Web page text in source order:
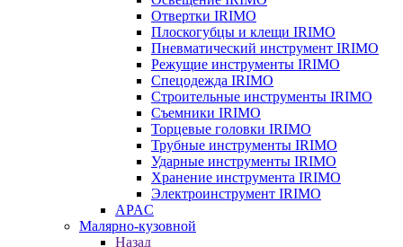
Отвертки IRIMO
Плоскогубцы и клещи IRIMO
Пневматический инструмент IRIMO
Режущие инструменты IRIMO
Спецодежда IRIMO
Строительные инструменты IRIMO
Съемники IRIMO
Торцевые головки IRIMO
Трубные инструменты IRIMO
Ударные инструменты IRIMO
Хранение инструмента IRIMO
Электроинструмент IRIMO
APAC
Малярно-кузовной
Назад